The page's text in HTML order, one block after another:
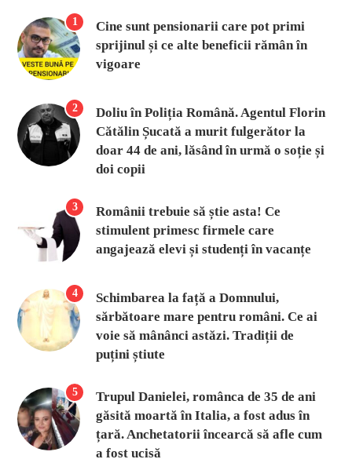
1
Cine sunt pensionarii care pot primi
sprijinul și ce alte beneficii rămân în
vigoare
2
Doliu în Poliția Română. Agentul Florin
Cătălin Șucată a murit fulgerător la
doar 44 de ani, lăsând în urmă o soție și
doi copii
3
Românii trebuie să știe asta! Ce
stimulent primesc firmele care
angajează elevi și studenți în vacanțe
4
Schimbarea la față a Domnului,
sărbătoare mare pentru români. Ce ai
voie să mânânci astăzi. Tradiții de
puțini știute
5
Trupul Danielei, românca de 35 de ani
găsită moartă în Italia, a fost adus în
țară. Anchetatorii încearcă să afle cum
a fost ucisă